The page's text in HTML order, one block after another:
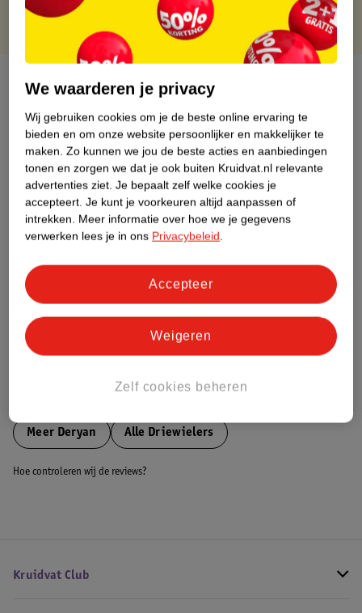
Over dit product
Productinformatie
Etiketinformatie
Nature Impact Score
Dit product heeft (nog) geen Nature
Bestel & Bezorginformatie
Meer Deryan Alle Driewielers
Hoe controleren wij de reviews?
Kruidvat Club
We waarderen je privacy
Wij gebruiken cookies om je de beste online ervaring te
bieden en om onze website persoonlijker en makkelijker te
maken. Zo kunnen we jou de beste acties en aanbiedingen
tonen en zorgen we dat je ook buiten Kruidvat.nl relevante
advertenties ziet. Je bepaalt zelf welke cookies je
accepteert. Je kunt je voorkeuren altijd aanpassen of
intrekken. Meer informatie over hoe we je gegevens
verwerken lees je in ons Privacybeleid.
Zelf cookies beheren
Weigeren
Accepteer